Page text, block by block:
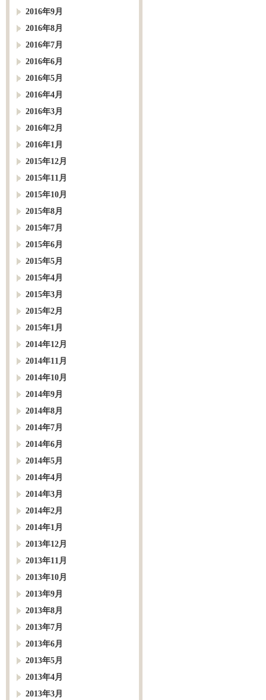
2016年9月
2016年8月
2016年7月
2016年6月
2016年5月
2016年4月
2016年3月
2016年2月
2016年1月
2015年12月
2015年11月
2015年10月
2015年8月
2015年7月
2015年6月
2015年5月
2015年4月
2015年3月
2015年2月
2015年1月
2014年12月
2014年11月
2014年10月
2014年9月
2014年8月
2014年7月
2014年6月
2014年5月
2014年4月
2014年3月
2014年2月
2014年1月
2013年12月
2013年11月
2013年10月
2013年9月
2013年8月
2013年7月
2013年6月
2013年5月
2013年4月
2013年3月